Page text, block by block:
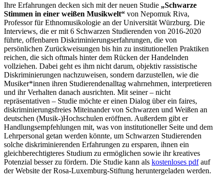
Ihre Erfahrungen decken sich mit der neuen Studie „Schwarze
Stimmen in einer weißen Musikwelt“ von Nepomuk Riva,
Professor für Ethnomusikologie an der Universität Würzburg. Die
Interviews, die er mit 6 Schwarzen Studierenden von 2016-2020
führte, offenbaren Diskriminierungserfahrungen, die von
persönlichen Zurückweisungen bis hin zu institutionellen Praktiken
reichen, die sich oftmals hinter dem Rücken der Handelnden
vollziehen. Dabei geht es ihm nicht darum, objektiv rassistische
Diskriminierungen nachzuweisen, sondern darzustellen, wie die
Musiker*innen ihren Studierendenalltag wahrnehmen, interpretieren
und ihr Verhalten danach ausrichten. Mit seiner – nicht
repräsentativen – Studie möchte er einen Dialog über ein faires,
diskriminierungsfreies Miteinander von Schwarzen und Weißen an
deutschen (Musik-)Hochschulen eröffnen. Außerdem gibt er
Handlungsempfehlungen mit, was von institutioneller Seite und dem
Lehrpersonal getan werden könnte, um Schwarzen Studierenden
solche diskriminierenden Erfahrungen zu ersparen, ihnen ein
gleichberechtigteres Studium zu ermöglichen sowie ihr kreatives
Potenzial besser zu fördern. Die Studie kann als kostenloses pdfauf
der Website der Rosa-Luxemburg-Stiftung heruntergeladen werden.